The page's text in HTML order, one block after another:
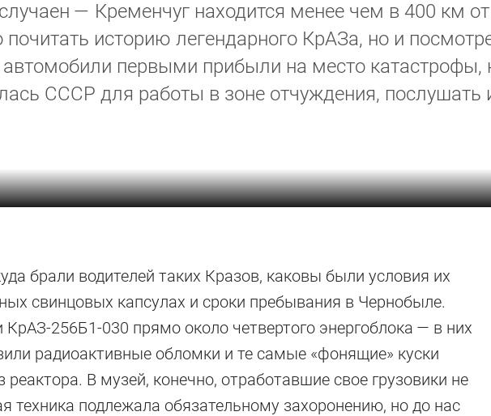
— Кременчуг находится менее чем в 400 км
историю легендарного КрАЗа, но и
автомобили первыми прибыли на место катастрофы,
СССР для работы в зоне отчуждения,
брали водителей таких Кразов, каковы были условия их
свинцовых капсулах и сроки пребывания в Чернобыле.
256Б1-030 прямо около четвертого энергоблока — в них
радиоактивные обломки и те самые «фонящие» куски
В музей, конечно, отработавшие свое грузовики не
техника подлежала обязательному захоронению, но до нас